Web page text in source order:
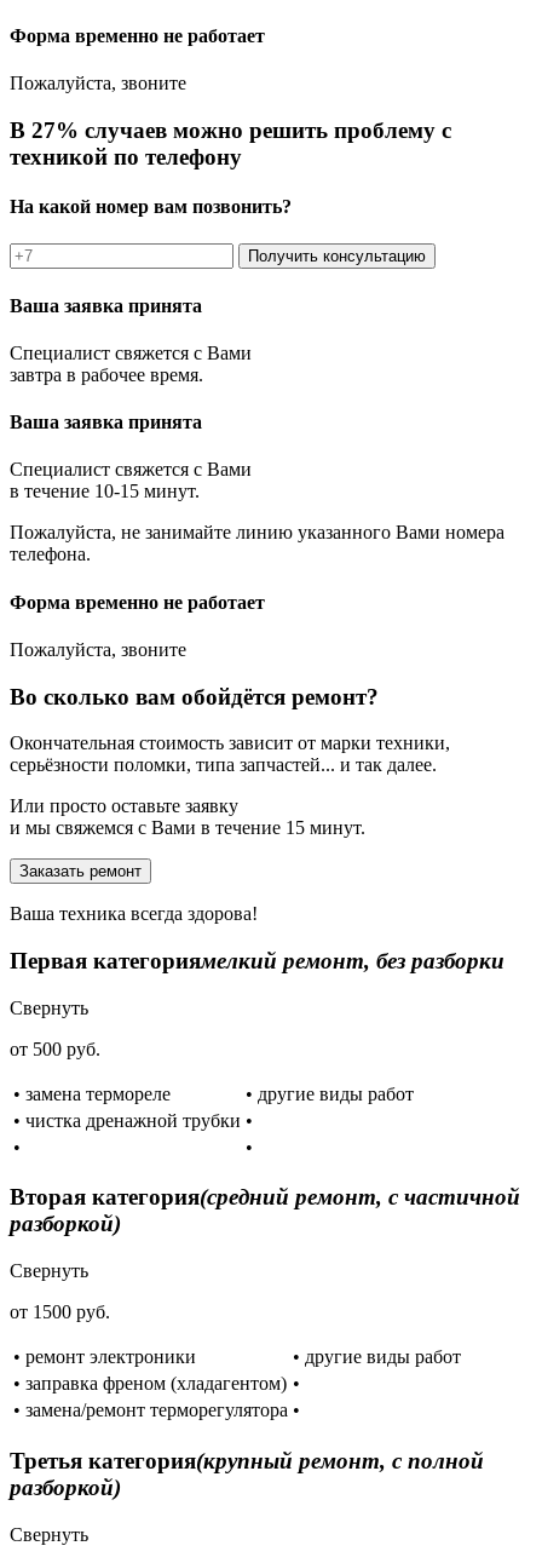
Форма временно не работает
Пожалуйста, звоните
В 27% случаев можно решить проблему с
техникой по телефону
На какой номер вам позвонить?
Получить консультацию
Ваша заявка принята
Специалист свяжется с Вами
завтра в рабочее время.
Ваша заявка принята
Специалист свяжется с Вами
в течение 10-15 минут.
Пожалуйста, не занимайте линию указанного Вами номера
телефона.
Форма временно не работает
Пожалуйста, звоните
Во сколько вам обойдётся ремонт?
Окончательная стоимость зависит от марки техники,
серьёзности поломки, типа запчастей... и так далее.
Или просто оставьте заявку
и мы свяжемся с Вами в течение 15 минут.
Заказать ремонт
Ваша техника всегда здорова!
Первая категориямелкий ремонт, без разборки
Свернуть
от 500 руб.
• замена термореле
• другие виды работ
• чистка дренажной трубки •
•
•
Вторая категория(средний ремонт, с частичной
разборкой)
Свернуть
от 1500 руб.
• ремонт электроники
• другие виды работ
• заправка френом (хладагентом) •
• замена/ремонт терморегулятора •
Третья категория(крупный ремонт, с полной
разборкой)
Свернуть